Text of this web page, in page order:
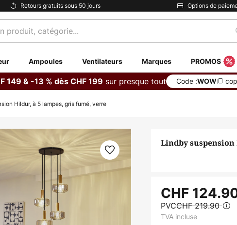
Retours gratuits sous 50 jours Options de
Ampoules Ventilateurs Marques PROMOS
149 & -13 % dès CHF 199 sur presque tout Code :WOW
Hildur, à 5 lampes, gris fumé, verre
Lindby
CHF
PVCCHF 219.90
TVA incluse